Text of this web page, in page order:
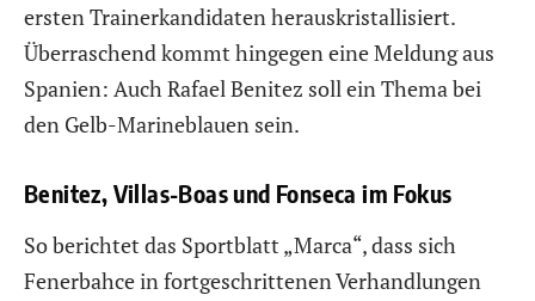
ersten Trainerkandidaten herauskristallisiert.
Überraschend kommt hingegen eine Meldung aus
Spanien: Auch Rafael Benitez soll ein Thema bei
den Gelb-Marineblauen sein.
Benitez, Villas-Boas und Fonseca im Fokus
So berichtet das Sportblatt „Marca“, dass sich
Fenerbahce in fortgeschrittenen Verhandlungen